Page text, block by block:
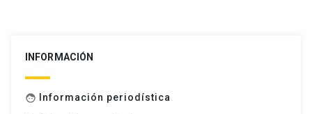
INFORMACIÓN
face Información periodística